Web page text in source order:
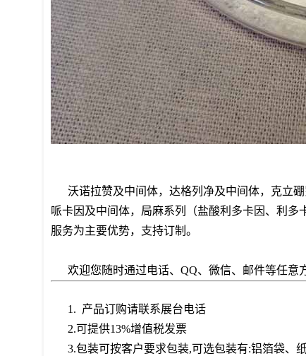
沃诺拉赞及中间体，达格列净及中间体，克立
哌卡因及中间体，局麻系列（盐酸利多卡因、利
服务为主要优势，支持订制。
欢迎您随时通过电话、QQ、微信、邮件等任意
1. 产品订购请联系展台电话
2.可提供13%增值税发票
3.包装可按客户要求包装,可选包装有:铝箔袋、